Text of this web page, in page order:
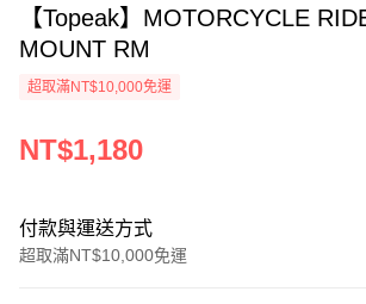
【Topeak】MOTORCYCLE
MOUNT RM
超取滿NT$10,000免運
NT$1,180
付款與運送方式
超取滿NT$10,000免運